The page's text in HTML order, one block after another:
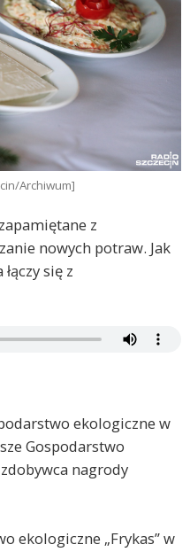
Archiwum]
z
nowych potraw. Jak
się z
ekologiczne w
Gospodarstwo
nagrody
ekologiczne „Frykas” w